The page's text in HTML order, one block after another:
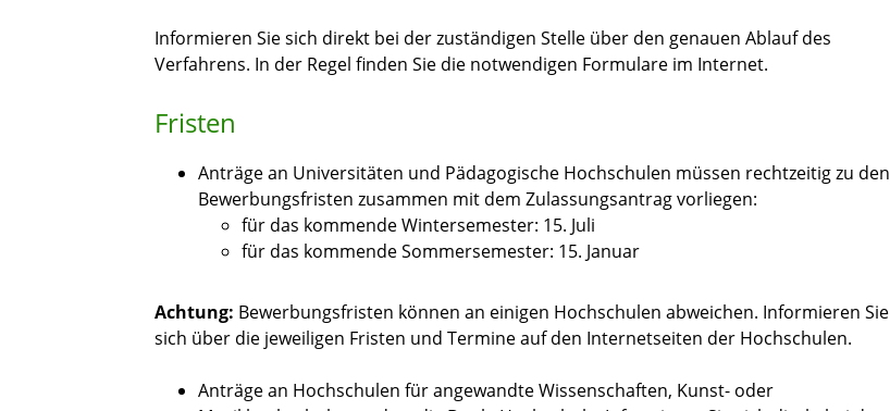
Informieren Sie sich direkt bei der zuständigen Stelle über den genauen Ablauf des
Verfahrens. In der Regel finden Sie die notwendigen Formulare im Internet.
Fristen
Anträge an Universitäten und Pädagogische Hochschulen müssen rechtzeitig zu den
Bewerbungsfristen zusammen mit dem Zulassungsantrag vorliegen:
für das kommende Wintersemester: 15. Juli
für das kommende Sommersemester: 15. Januar
Achtung: Bewerbungsfristen können an einigen Hochschulen abweichen. Informieren Sie
sich über die jeweiligen Fristen und Termine auf den Internetseiten der Hochschulen.
Anträge an Hochschulen für angewandte Wissenschaften, Kunst- oder